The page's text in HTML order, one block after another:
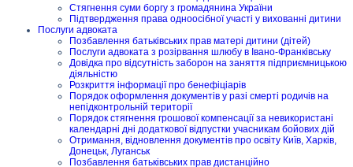
Стягнення суми боргу з громадянина України
Підтвердження права одноосібної участі у вихованні дитини
Послуги адвоката
Позбавлення батьківських прав матері дитини (дітей)
Послуги адвоката з розірвання шлюбу в Івано-Франківську
Довідка про відсутність заборон на заняття підприємницькою
діяльністю
Розкриття інформації про бенефіціарів
Порядок оформлення документів у разі смерті родичів на
непідконтрольній території
Порядок стягнення грошової компенсації за невикористані
календарні дні додаткової відпустки учасникам бойових дій
Отримання, відновлення документів про освіту Київ, Харків,
Донецьк, Луганськ
Позбавлення батьківських прав дистанційно